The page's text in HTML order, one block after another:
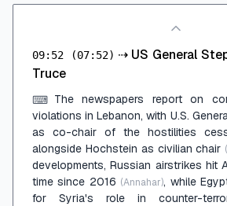
09:52 (07:52) ⇢ US General
Truce
⌨ The newspapers report on
violations in Lebanon, with U.S.
as co-chair of the hostilities
alongside Hochstein as civilian chair
developments, Russian airstrikes hit
time since 2016 (Annahar), while
for Syria's role in counter-